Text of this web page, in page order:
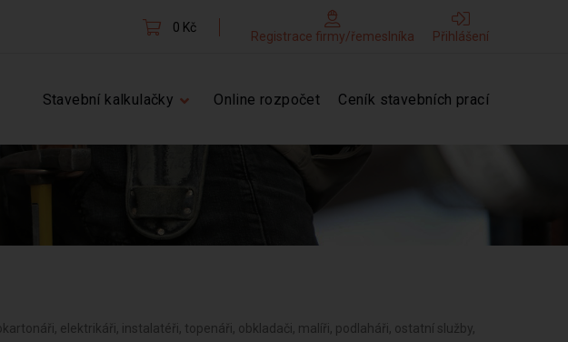
0 Kč
Registrace firmy/řemeslníka Přihlášení
Stavební kalkulačky Online rozpočet Ceník stavebních prací
elektrikáři, instalatéři, topenáři, obkladači, malíři, podlaháři, ostatní služby,